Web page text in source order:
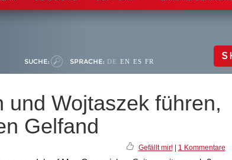
SUCHE: SPRACHE: DE EN ES FR
und Wojtaszek führen,
Gelfand
Gefällt mir!| 1 Kommentare